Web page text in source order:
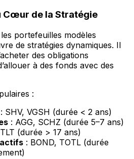
Cœur de la Stratégie
portefeuilles modèles
de stratégies dynamiques. Il
des obligations
à des fonds avec des
:
: SHV, VGSH (durée < 2 ans)
: AGG, SCHZ (durée 5–7 ans)
(durée > 17 ans)
: BOND, TOTL (durée